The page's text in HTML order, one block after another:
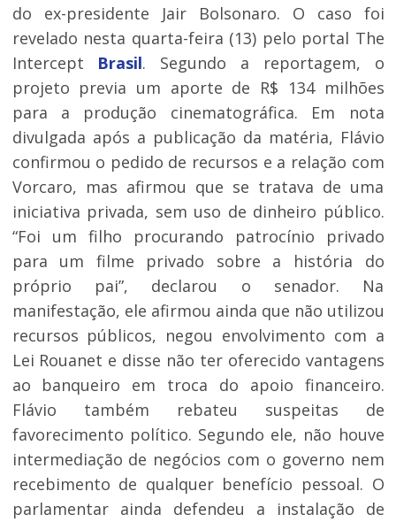
do ex-presidente Jair Bolsonaro. O caso foi
revelado nesta quarta-feira (13) pelo portal The
Intercept Brasil. Segundo a reportagem, o
projeto previa um aporte de R$ 134 milhões
para a produção cinematográfica. Em nota
divulgada após a publicação da matéria, Flávio
confirmou o pedido de recursos e a relação com
Vorcaro, mas afirmou que se tratava de uma
iniciativa privada, sem uso de dinheiro público.
“Foi um filho procurando patrocínio privado
para um filme privado sobre a história do
próprio pai”, declarou o senador. Na
manifestação, ele afirmou ainda que não utilizou
recursos públicos, negou envolvimento com a
Lei Rouanet e disse não ter oferecido vantagens
ao banqueiro em troca do apoio financeiro.
Flávio também rebateu suspeitas de
favorecimento político. Segundo ele, não houve
intermediação de negócios com o governo nem
recebimento de qualquer benefício pessoal. O
parlamentar ainda defendeu a instalação de